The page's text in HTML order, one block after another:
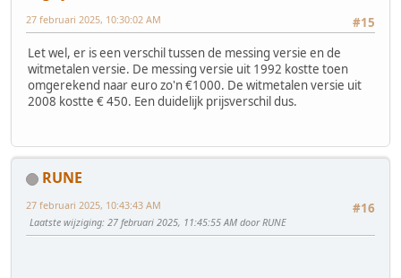
#15
27 februari 2025, 10:30:02 AM
Let wel, er is een verschil tussen de messing versie en de
witmetalen versie. De messing versie uit 1992 kostte toen
omgerekend naar euro zo'n €1000. De witmetalen versie uit
2008 kostte € 450. Een duidelijk prijsverschil dus.
RUNE
#16
27 februari 2025, 10:43:43 AM
Laatste wijziging: 27 februari 2025, 11:45:55 AM door RUNE